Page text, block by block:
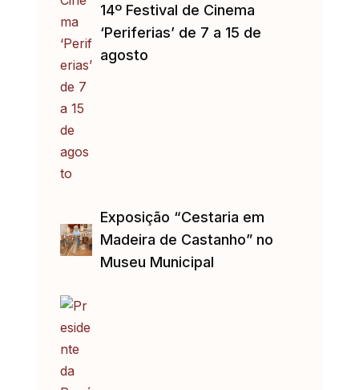
14º Festival de Cinema
‘Periferias’ de 7 a 15 de
agosto
Exposição “Cestaria em
Madeira de Castanho” no
Museu Municipal